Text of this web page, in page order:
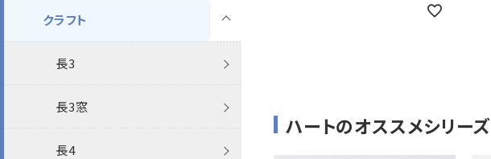
ナチュラルW
ケントプレミア
透けない撥水
白封筒
ケント
特白
機能性封筒
カラー封筒
パステルカラー封筒
Sカラー封筒
パステル
ケントプレミア
透けない撥水
クラフト封筒
白封筒
特白
ケント
カラー封筒
パステルカラー封筒
クラフト封筒
白封筒
ケント
特白
カラー封筒
パステルカラー封筒
長40封筒
クラフト封筒
白封筒
カラー封筒
長1封筒
長2封筒
長30封筒
長3
長3窓
長4
角2
ナチュラルW
ケントプレミア
FSC森林認証 ケント
透けない撥水
透けない撥水ホワイト
撥水未晒クラフトCoC
クラフト
長3
長3窓
長4
ハートのオススメシリーズ